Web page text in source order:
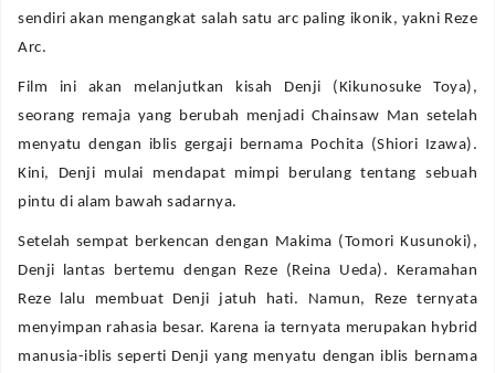
sendiri akan mengangkat salah satu arc paling ikonik, yakni Reze
Arc.
Film ini akan melanjutkan kisah Denji (Kikunosuke Toya),
seorang remaja yang berubah menjadi Chainsaw Man setelah
menyatu dengan iblis gergaji bernama Pochita (Shiori Izawa).
Kini, Denji mulai mendapat mimpi berulang tentang sebuah
pintu di alam bawah sadarnya.
Setelah sempat berkencan dengan Makima (Tomori Kusunoki),
Denji lantas bertemu dengan Reze (Reina Ueda). Keramahan
Reze lalu membuat Denji jatuh hati. Namun, Reze ternyata
menyimpan rahasia besar. Karena ia ternyata merupakan hybrid
manusia-iblis seperti Denji yang menyatu dengan iblis bernama